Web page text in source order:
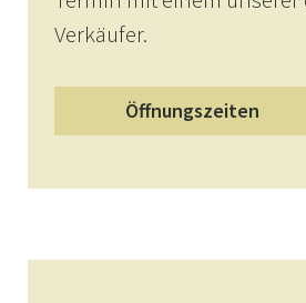
Verkäufer.
Öffnungszeiten